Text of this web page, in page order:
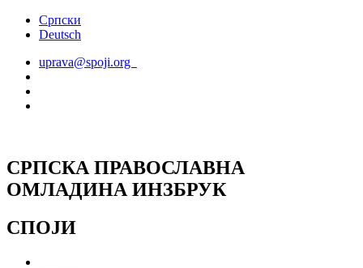
СкочитеСрпски
Deutsch
uprava@spoji.org
СРПСКА ПРАВОСЛАВНА
ОМЛАДИНА ИНЗБРУК
СПОЈИ